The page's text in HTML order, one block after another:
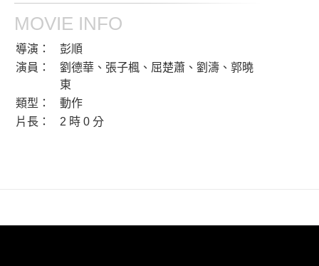
MOVIE INFO
導演：
彭順
演員：
劉德華、張子楓、屈楚蕭、劉濤、郭曉
東
類型：
動作
片長：
2 時 0 分